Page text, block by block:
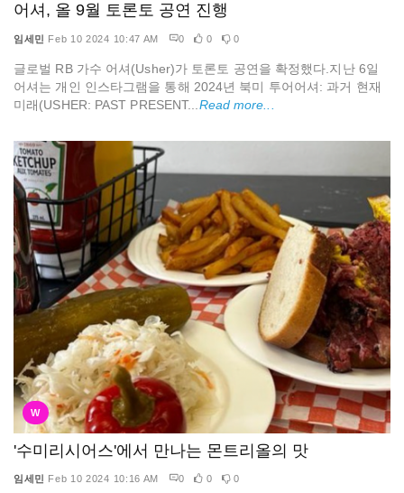
어셔, 올 9월 토론토 공연 진행
임세민 Feb 10 2024 10:47 AM 0 0 0
글로벌 RB 가수 어셔(Usher)가 토론토 공연을 확정했다.지난 6일
어셔는 개인 인스타그램을 통해 2024년 북미 투어어셔: 과거 현재
미래(USHER: PAST PRESENT... Read more...
W
'수미리시어스'에서 만나는 몬트리올의 맛
임세민 Feb 10 2024 10:16 AM 0 0 0